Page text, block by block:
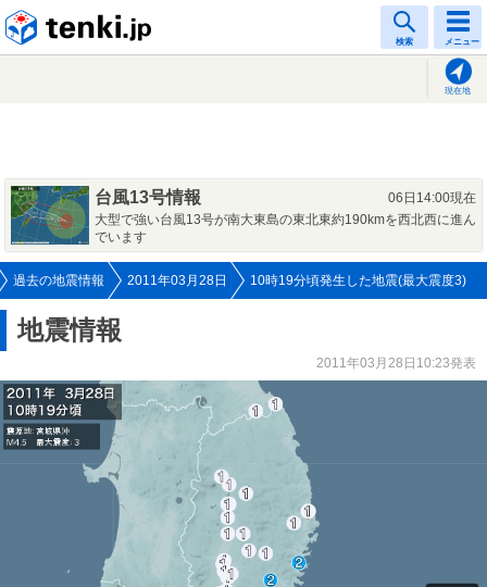
検索 メニュー
現在地
台風13号情報
06日14:00現在
大型で強い台風13号が南大東島の東北東約190kmを西北西に進ん
でいます
過去の地震情報 2011年03月28日 10時19分頃発生した地震(最大震度3)
地震情報
2011年03月28日10:23発表